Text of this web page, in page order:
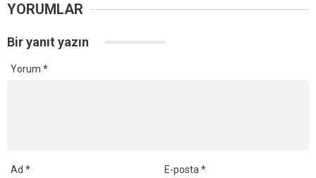
YORUMLAR
Bir yanıt yazın
Yorum *
Ad * E-posta*